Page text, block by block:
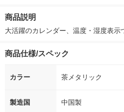
シ） オリジナル
商品説明
大活躍のカレンダー、温度・湿度表示
商品仕様/スペック
カラー 茶メタリック
製造国 中国製